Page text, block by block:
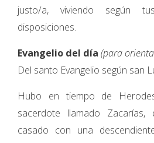
justo/a, viviendo según
disposiciones.
Evangelio del día (para
Del santo Evangelio según san
Hubo en tiempo de
sacerdote llamado
casado con una